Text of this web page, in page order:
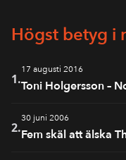
Högst betyg i
1.
17 augusti 2016
Toni Holgersson –
2.
30 juni 2006
Fem skäl att älska